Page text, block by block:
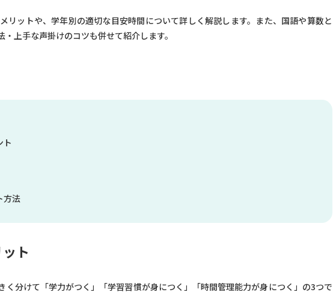
リットや、学年別の適切な目安時間について詳しく解説します。また、国語や算数と
上手な声掛けのコツも併せて紹介します。
ト
方法
ト
分けて「学力がつく」「学習習慣が身につく」「時間管理能力が身につく」の3つで